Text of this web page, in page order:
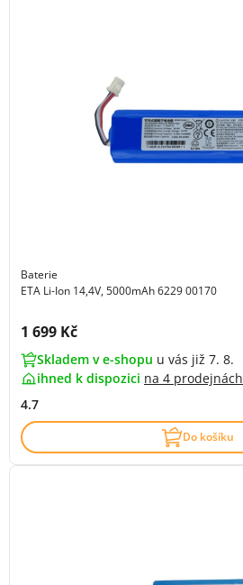
Baterie
ETA Li-Ion 14,4V, 5000mAh 6229 00170
Cena s DPH:
1 699 Kč
Skladem v e-shopu u vás již 7. 8.
ihned k dispozici na 4 prodejnách
4.7
Do košíku